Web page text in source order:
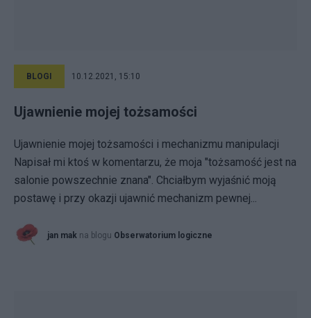
BLOGI 10.12.2021, 15:10
Ujawnienie mojej tożsamości
Ujawnienie mojej tożsamości i mechanizmu manipulacji
Napisał mi ktoś w komentarzu, że moja "tożsamość jest na
salonie powszechnie znana". Chciałbym wyjaśnić moją
postawę i przy okazji ujawnić mechanizm pewnej...
jan mak na blogu Obserwatorium logiczne